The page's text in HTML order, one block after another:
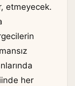
etmeyecek.
her